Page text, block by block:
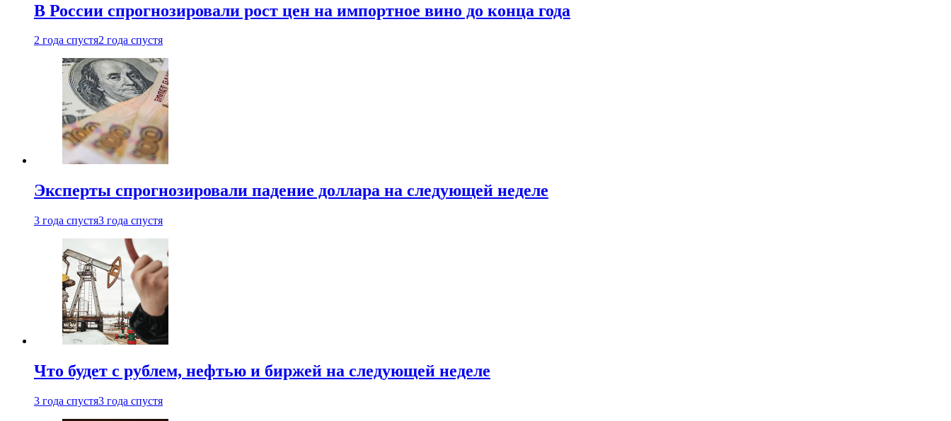
В России спрогнозировали рост цен на импортное вино до конца года
2 года спустя2 года спустя
Эксперты спрогнозировали падение доллара на следующей неделе
3 года спустя3 года спустя
Что будет с рублем, нефтью и биржей на следующей неделе
3 года спустя3 года спустя